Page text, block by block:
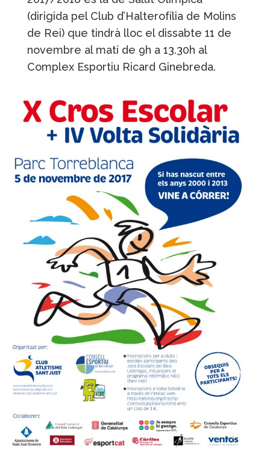
(dirigida pel Club d’Halterofília de Molins
de Rei) que tindrà lloc el dissabte 11 de
novembre al matí de 9h a 13.30h al
Complex Esportiu Ricard Ginebreda.